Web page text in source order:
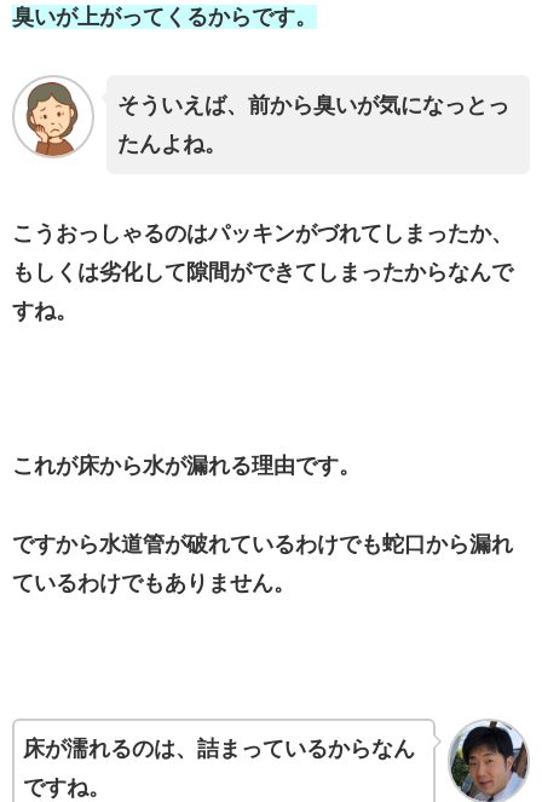
臭いが上がってくるからです。
そういえば、前から臭いが気になっとっ
たんよね。
こうおっしゃるのはパッキンがづれてしまったか、
もしくは劣化して隙間ができてしまったからなんで
すね。
これが床から水が漏れる理由です。
ですから水道管が破れているわけでも蛇口から漏れ
ているわけでもありません。
床が濡れるのは、詰まっているからなん
ですね。